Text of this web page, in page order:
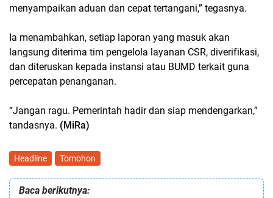
menyampaikan aduan dan cepat tertangani,” tegasnya.
Ia menambahkan, setiap laporan yang masuk akan
langsung diterima tim pengelola layanan CSR, diverifikasi,
dan diteruskan kepada instansi atau BUMD terkait guna
percepatan penanganan.
“Jangan ragu. Pemerintah hadir dan siap mendengarkan,”
tandasnya. (MiRa)
Headline Tomohon
Baca berikutnya: